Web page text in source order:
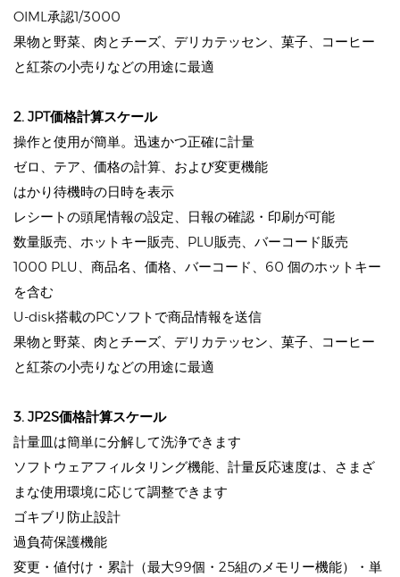
OIML承認1/3000
果物と野菜、肉とチーズ、デリカテッセン、菓子、コーヒー
と紅茶の小売りなどの用途に最適
2. JPT価格計算スケール
操作と使用が簡単。迅速かつ正確に計量
ゼロ、テア、価格の計算、および変更機能
はかり待機時の日時を表示
レシートの頭尾情報の設定、日報の確認・印刷が可能
数量販売、ホットキー販売、PLU販売、バーコード販売
1000 PLU、商品名、価格、バーコード、60 個のホットキー
を含む
U-disk搭載のPCソフトで商品情報を送信
果物と野菜、肉とチーズ、デリカテッセン、菓子、コーヒー
と紅茶の小売りなどの用途に最適
3. JP2S価格計算スケール
計量皿は簡単に分解して洗浄できます
ソフトウェアフィルタリング機能、計量反応速度は、さまざ
まな使用環境に応じて調整できます
ゴキブリ防止設計
過負荷保護機能
変更・値付け・累計（最大99個・25組のメモリー機能）・単